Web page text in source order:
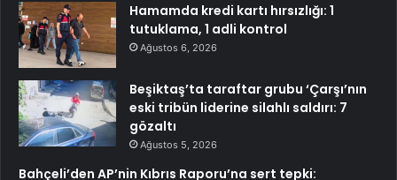
Hamamda kredi kartı hırsızlığı: 1
tutuklama, 1 adli kontrol
Ağustos 6, 2026
Beşiktaş’ta taraftar grubu ‘Çarşı’nın
eski tribün liderine silahlı saldırı: 7
gözaltı
Ağustos 5, 2026
Bahçeli’den AP’nin Kıbrıs Raporu’na sert tepki: